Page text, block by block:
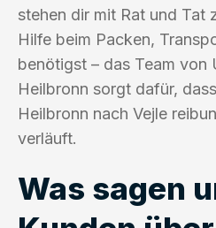
stehen dir mit Rat und Tat
Hilfe beim Packen,
benötigst – das Team von
Heilbronn sorgt dafür,
Heilbronn nach Vejle
verläuft.
Was sagen